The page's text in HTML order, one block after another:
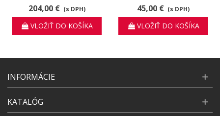
mlynčekov elis sense
204,00 € (s DPH)
VLOŽIŤ DO KOŠÍKA
korenie a soľ, vianočný
motív
45,00 € (s DPH)
VLOŽIŤ DO KOŠÍKA
INFORMÁCIE
KATALÓG